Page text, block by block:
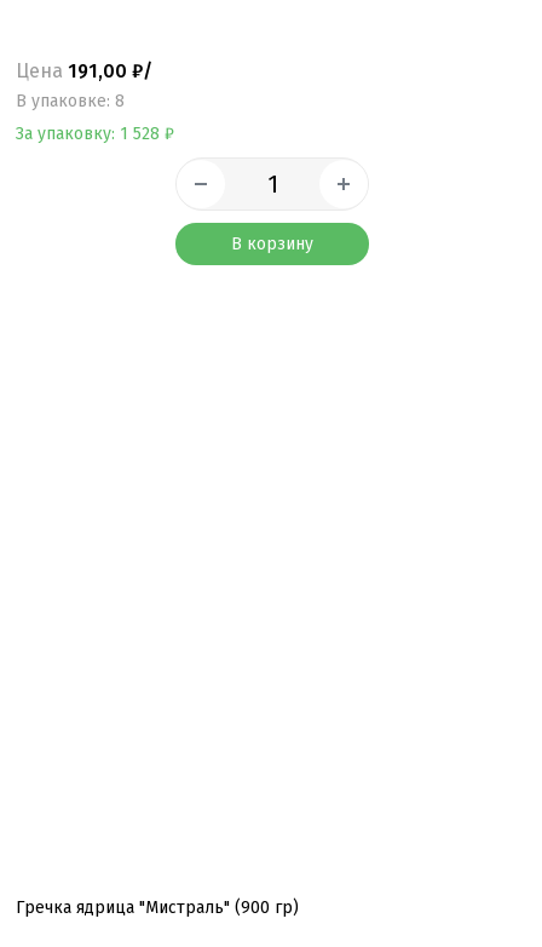
Цена 191,00 ₽/
B упаковке: 8
За упаковку: 1 528 ₽
В корзину
Гречка ядрица "Мистраль" (900 гр)